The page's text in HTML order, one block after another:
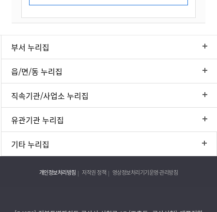
부서 누리집
읍/면/동 누리집
직속기관/사업소 누리집
유관기관 누리집
기타 누리집
개인정보처리방침 저작권 정책 영상정보처리기기운영·관리방침